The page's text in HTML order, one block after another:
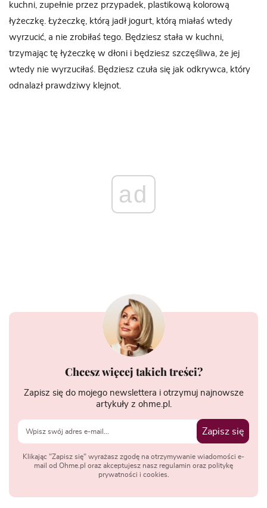
kuchni, zupełnie przez przypadek, plastikową kolorową
łyżeczkę. Łyżeczkę, którą jadł jogurt, którą miałaś wtedy
wyrzucić, a nie zrobiłaś tego. Będziesz stała w kuchni,
trzymając tę łyżeczkę w dłoni i będziesz szczęśliwa, że jej
wtedy nie wyrzuciłaś. Będziesz czuła się jak odkrywca, który
odnalazł prawdziwy klejnot.
ad
Chcesz więcej takich treści?
Zapisz się do mojego newslettera i otrzymuj najnowsze
artykuły z ohme.pl.
Zapisz się
Klikając "Zapisz się" wyrażasz zgodę na otrzymywanie wiadomości e-
mail od Ohme.pl oraz akceptujesz nasz regulamin oraz politykę
prywatności i cookies.